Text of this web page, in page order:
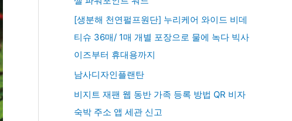
[생분해 천연펄프원단] 누리케어 와이드 비데
티슈 36매/ 1매 개별 포장으로 물에 녹다 빅사
이즈부터 휴대용까지
남사디자인플랜탄
비지트 재팬 웹 동반 가족 등록 방법 QR 비자
숙박 주소 앱 세관 신고